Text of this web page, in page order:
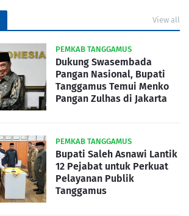
View all
PEMKAB TANGGAMUS
Dukung Swasembada
Pangan Nasional, Bupati
Tanggamus Temui Menko
Pangan Zulhas di Jakarta
PEMKAB TANGGAMUS
Bupati Saleh Asnawi Lantik
12 Pejabat untuk Perkuat
Pelayanan Publik
Tanggamus